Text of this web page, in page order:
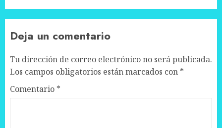
Deja un comentario
Tu dirección de correo electrónico no será publicada.
Los campos obligatorios están marcados con *
Comentario *